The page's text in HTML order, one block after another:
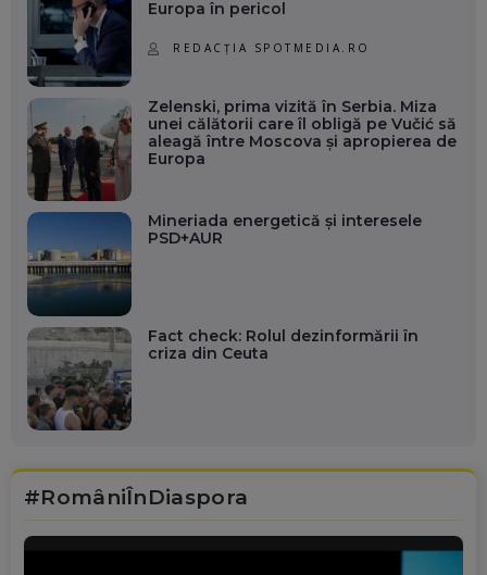
Europa în pericol
REDACȚIA SPOTMEDIA.RO
Zelenski, prima vizită în Serbia. Miza
unei călătorii care îl obligă pe Vučić să
aleagă între Moscova și apropierea de
Europa
Mineriada energetică și interesele
PSD+AUR
Fact check: Rolul dezinformării în
criza din Ceuta
#RomâniÎnDiaspora